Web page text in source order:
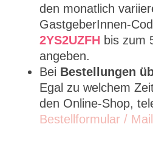
den monatlich
GastgeberInnen-
2YS2UZFH bis zum
angeben.
Bei Bestellungen
Egal zu welchem
den Online-Shop,
Bestellformular / Mail